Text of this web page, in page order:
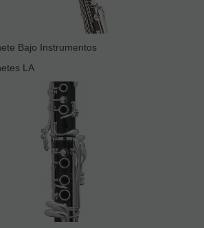
Bajo Instrumentos
LA